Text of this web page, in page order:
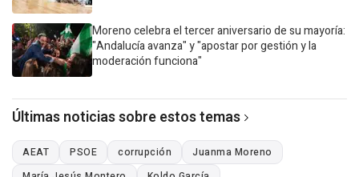
Moreno celebra el tercer aniversario de su mayoría:
"Andalucía avanza" y "apostar por gestión y la
moderación funciona"
Últimas noticias sobre estos temas
AEAT PSOE corrupción
Juanma Moreno